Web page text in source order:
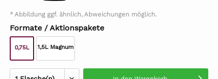
* Abbildung ggf. ähnlich, Abweichungen möglich.
Formate / Aktionspakete
0,75L 1,5L Magnum